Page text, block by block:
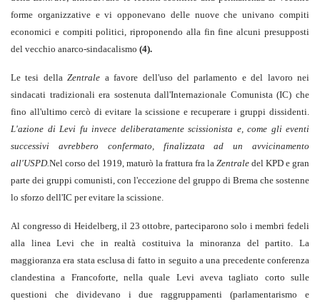
forme organizzative e vi opponevano delle nuove che univano compiti
economici e compiti politici, riproponendo alla fin fine alcuni presupposti
del vecchio anarco-sindacalismo (4).
Le tesi dellaZentrale a favore dell'uso del parlamento e del lavoro nei
sindacati tradizionali era sostenuta dall'Internazionale Comunista (IC) che
fino all'ultimo cercò di evitare la scissione e recuperare i gruppi dissidenti.
L'azione di Levi fu invece deliberatamente scissionista e, come gli eventi
successivi avrebbero confermato, finalizzata ad un avvicinamento
all'USPD.Nel corso del 1919, maturò la frattura fra la Zentrale del KPD e gran
parte dei gruppi comunisti, con l'eccezione del gruppo di Brema che sostenne
lo sforzo dell'IC per evitare la scissione.
Al congresso di Heidelberg, il 23 ottobre, parteciparono solo i membri fedeli
alla linea Levi che in realtà costituiva la minoranza del partito. La
maggioranza era stata esclusa di fatto in seguito a una precedente conferenza
clandestina a Francoforte, nella quale Levi aveva tagliato corto sulle
questioni che dividevano i due raggruppamenti (parlamentarismo e